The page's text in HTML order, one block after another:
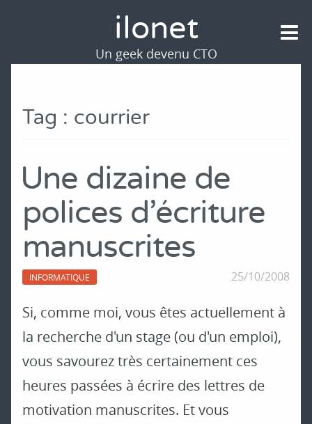
Tag : courrier
Une dizaine de
polices d'écriture
manuscrites
INFORMATIQUE 25/10/2008
Si, comme moi, vous êtes actuellement à
la recherche d'un stage (ou d'un emploi),
vous savourez très certainement ces
heures passées à écrire des lettres de
motivation manuscrites. Et vous
ilonet
Un geek devenu CTO